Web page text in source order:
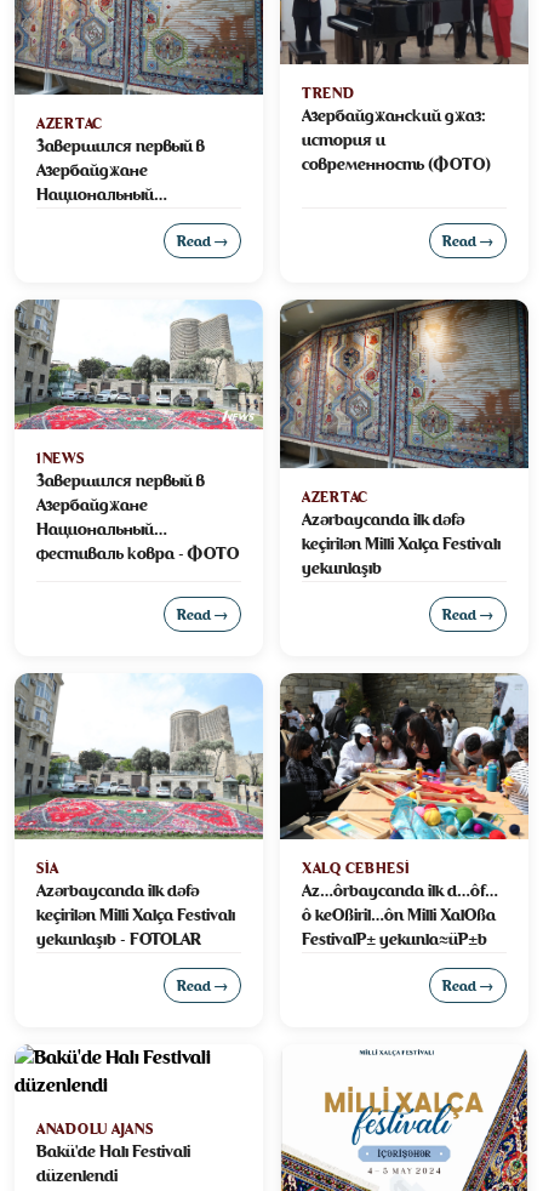
AZERTAC
Завершился первый в
Азербайджане
Национальный
фестиваль ковра
Read →
TREND
Азербайджанский джаз:
история и
современность (ФОТО)
Read →
1NEWS
Завершился первый в
Азербайджане
Национальный
фестиваль ковра - ФОТО
Read →
AZERTAC
Azərbaycanda ilk dəfə
keçirilən Milli Xalça Festivalı
yekunlaşıb
Read →
SIA
Azərbaycanda ilk dəfə
keçirilən Milli Xalça Festivalı
yekunlaşıb - FOTOLAR
Read →
XALQ CEBHESI
Az…ôrbaycanda ilk d…ôf…
ô keΟßiril…ôn Milli XalΟßa
FestivalΡ± yekunla≈üΡ±b
Read →
ANADOLU AJANS
Bakü'de Halı Festivali
düzenlendi